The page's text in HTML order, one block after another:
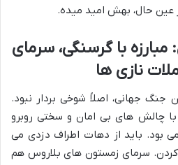
عین حال، بهش امید میده.
با گرسنگی، سرمای
نازی ها
جنگ جهانی، اصلاً شوخی بردار نبود.
با چالش های بی امان و سختی روبرو
بود. باید از دهات اطراف دزدی می
کردن. سرمای زمستون های بلاروس هم